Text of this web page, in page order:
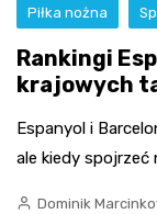
Piłka nożna
Rankingi
krajowych
Espanyol i
ale kiedy spojrzeć
Dominik